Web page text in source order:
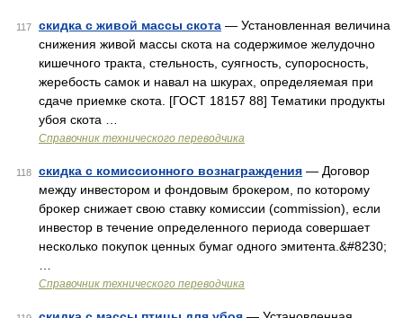
117 скидка с живой массы скота — Установленная величина
снижения живой массы скота на содержимое желудочно
кишечного тракта, стельность, суягность, супоросность,
жеребость самок и навал на шкурах, определяемая при
сдаче приемке скота. [ГОСТ 18157 88] Тематики продукты
убоя скота …
Справочник технического переводчика
118 скидка с комиссионного вознаграждения — Договор
между инвестором и фондовым брокером, по которому
брокер снижает свою ставку комиссии (commission), если
инвестор в течение определенного периода совершает
несколько покупок ценных бумаг одного эмитента.&#8230;
Справочник технического переводчика